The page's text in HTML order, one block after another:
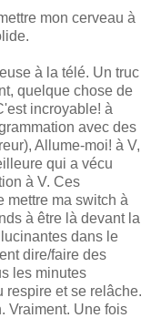
mon cerveau à
à la télé. Un truc
quelque chose de
incroyable! à
avec des
Allume-moi! à V,
qui a vécu
à V. Ces
mettre ma switch à
à être là devant la
dans le
dire/faire des
les minutes
respire et se relâche.
Vraiment. Une fois